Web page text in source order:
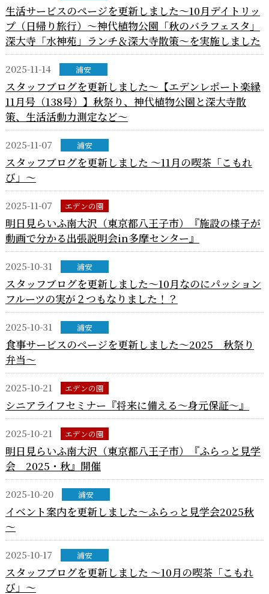
生活サービスのページを更新しました～10月デイトリッ
プ（日帰り旅行）～神代植物公園「秋のバラフェスタ」
深大寺「水神苑」ランチ＆深大寺散策～を実施しました
2025-11-14 浦安
スタッフブログを更新しました～【エデンレポート楽縁
11月号（138号）】秋祭り、神代植物公園と深大寺散
策、生活活動力測定など～
2025-11-07 浦安
スタッフブログを更新しました ～11月の喫茶「こもれ
び」～
2025-11-07 エデンの園
明日見らいふ南大沢（東京都八王子市）『施設の様子が
動画で分かる出張説明会in多摩センター』
2025-10-31 浦安
スタッフブログを更新しました～10月なのにパッション
フルーツの実が２つもなりました！？
2025-10-31 浦安
食事サービスのページを更新しました～2025 秋祭り
弁当～
2025-10-21 エデンの園
シニアライフセミナー『将来に備える～身元保証～』
2025-10-21 エデンの園
明日見らいふ南大沢（東京都八王子市）『ふらっと見学
会 2025・秋』開催
2025-10-20 浦安
イベント案内を更新しました～ふらっと見学会2025秋
～
2025-10-17 浦安
スタッフブログを更新しました ～10月の喫茶「こもれ
び」～